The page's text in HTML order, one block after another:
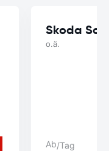
Skoda
o.ä.
Ab/Tag